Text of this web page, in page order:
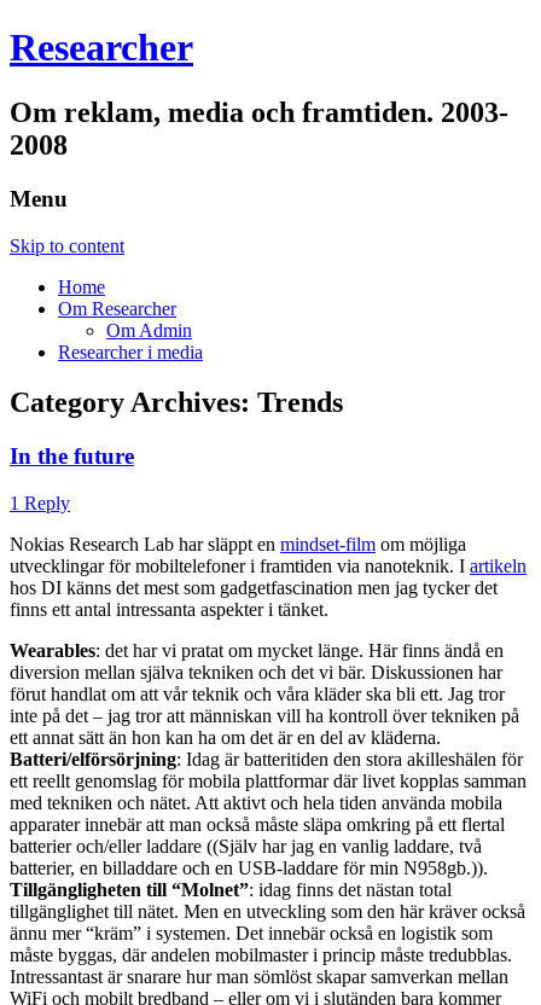
Researcher
Om reklam, media och framtiden. 2003-
2008
Menu
Skip to content
Home
Om Researcher
Om Admin
Researcher i media
Category Archives: Trends
In the future
1 Reply
Nokias Research Lab har släppt en mindset-film om möjliga
utvecklingar för mobiltelefoner i framtiden via nanoteknik. I artikeln
hos DI känns det mest som gadgetfascination men jag tycker det
finns ett antal intressanta aspekter i tänket.
Wearables: det har vi pratat om mycket länge. Här finns ändå en
diversion mellan själva tekniken och det vi bär. Diskussionen har
förut handlat om att vår teknik och våra kläder ska bli ett. Jag tror
inte på det – jag tror att människan vill ha kontroll över tekniken på
ett annat sätt än hon kan ha om det är en del av kläderna.
Batteri/elförsörjning: Idag är batteritiden den stora akilleshälen för
ett reellt genomslag för mobila plattformar där livet kopplas samman
med tekniken och nätet. Att aktivt och hela tiden använda mobila
apparater innebär att man också måste släpa omkring på ett flertal
batterier och/eller laddare ((Själv har jag en vanlig laddare, två
batterier, en billaddare och en USB-laddare för min N958gb.)).
Tillgängligheten till “Molnet”: idag finns det nästan total
tillgänglighet till nätet. Men en utveckling som den här kräver också
ännu mer “kräm” i systemen. Det innebär också en logistik som
måste byggas, där andelen mobilmaster i princip måste tredubblas.
Intressantast är snarare hur man sömlöst skapar samverkan mellan
WiFi och mobilt bredband – eller om vi i slutänden bara kommer